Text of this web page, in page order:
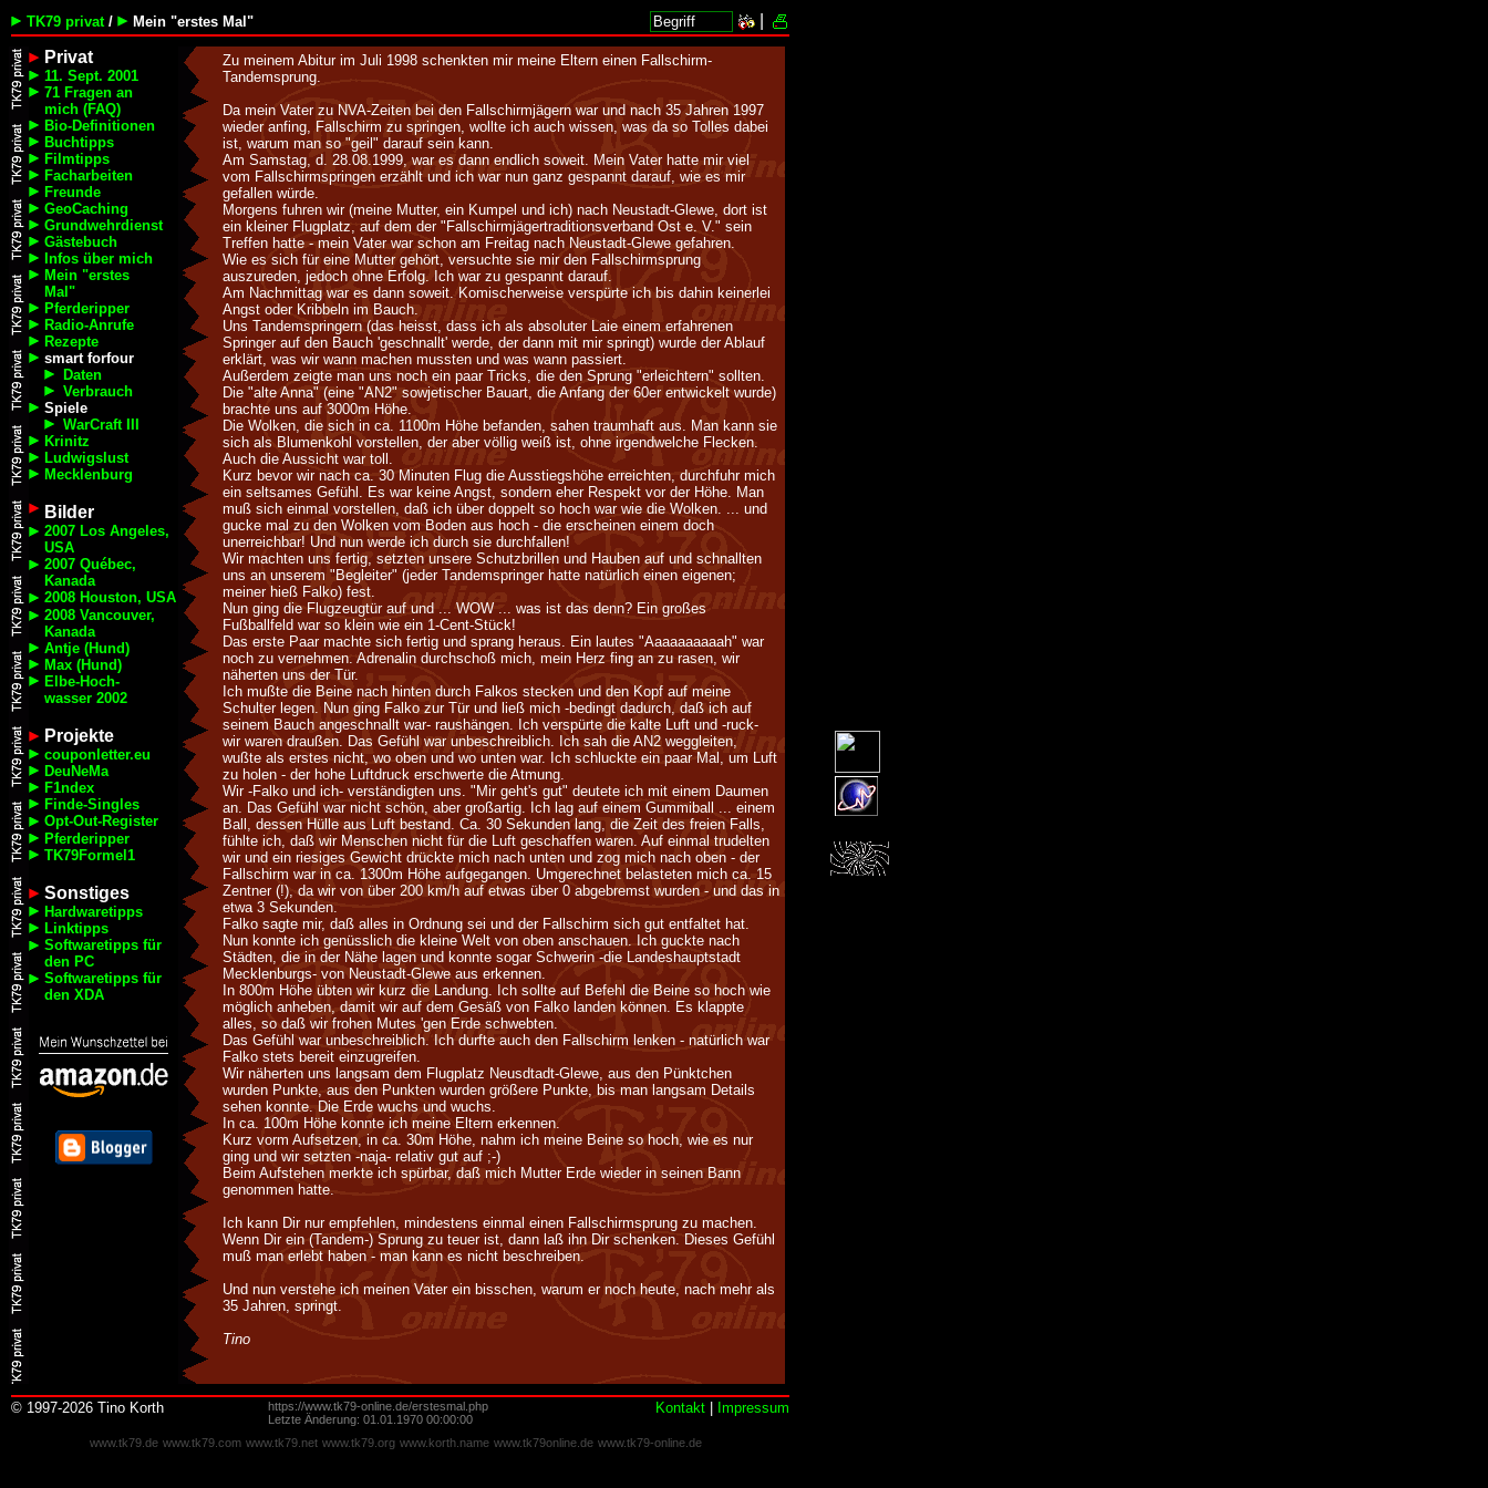
TK79 privat/ Mein "erstes Mal"
Privat
11. Sept. 2001
71 Fragen an
mich (FAQ)
Bio-Definitionen
Buchtipps
Filmtipps
Facharbeiten
Freunde
GeoCaching
Grundwehrdienst
Gästebuch
Infos über mich
Mein "erstes
Mal"
Pferderipper
Radio-Anrufe
Rezepte
smart forfour
Daten
Verbrauch
Spiele
WarCraft III
Krinitz
Ludwigslust
Mecklenburg
Bilder
2007 Los Angeles,
USA
2007 Québec,
Kanada
2008 Houston, USA
2008 Vancouver,
Kanada
Antje (Hund)
Max (Hund)
Elbe-Hoch-
wasser 2002
Projekte
couponletter.eu
DeuNeMa
F1ndex
Finde-Singles
Opt-Out-Register
Pferderipper
TK79Formel1
Sonstiges
Hardwaretipps
Linktipps
Softwaretipps für
den PC
Softwaretipps für
den XDA
Zu meinem Abitur im Juli 1998 schenkten mir meine Eltern einen Fallschirm-
Tandemsprung.
Da mein Vater zu NVA-Zeiten bei den Fallschirmjägern war und nach 35 Jahren 1997
wieder anfing, Fallschirm zu springen, wollte ich auch wissen, was da so Tolles dabei
ist, warum man so "geil" darauf sein kann.
Am Samstag, d. 28.08.1999, war es dann endlich soweit. Mein Vater hatte mir viel
vom Fallschirmspringen erzählt und ich war nun ganz gespannt darauf, wie es mir
gefallen würde.
Morgens fuhren wir (meine Mutter, ein Kumpel und ich) nach Neustadt-Glewe, dort ist
ein kleiner Flugplatz, auf dem der "Fallschirmjägertraditionsverband Ost e. V." sein
Treffen hatte - mein Vater war schon am Freitag nach Neustadt-Glewe gefahren.
Wie es sich für eine Mutter gehört, versuchte sie mir den Fallschirmsprung
auszureden, jedoch ohne Erfolg. Ich war zu gespannt darauf.
Am Nachmittag war es dann soweit. Komischerweise verspürte ich bis dahin keinerlei
Angst oder Kribbeln im Bauch.
Uns Tandemspringern (das heisst, dass ich als absoluter Laie einem erfahrenen
Springer auf den Bauch 'geschnallt' werde, der dann mit mir springt) wurde der Ablauf
erklärt, was wir wann machen mussten und was wann passiert.
Außerdem zeigte man uns noch ein paar Tricks, die den Sprung "erleichtern" sollten.
Die "alte Anna" (eine "AN2" sowjetischer Bauart, die Anfang der 60er entwickelt wurde)
brachte uns auf 3000m Höhe.
Die Wolken, die sich in ca. 1100m Höhe befanden, sahen traumhaft aus. Man kann sie
sich als Blumenkohl vorstellen, der aber völlig weiß ist, ohne irgendwelche Flecken.
Auch die Aussicht war toll.
Kurz bevor wir nach ca. 30 Minuten Flug die Ausstiegshöhe erreichten, durchfuhr mich
ein seltsames Gefühl. Es war keine Angst, sondern eher Respekt vor der Höhe. Man
muß sich einmal vorstellen, daß ich über doppelt so hoch war wie die Wolken. ... und
gucke mal zu den Wolken vom Boden aus hoch - die erscheinen einem doch
unerreichbar! Und nun werde ich durch sie durchfallen!
Wir machten uns fertig, setzten unsere Schutzbrillen und Hauben auf und schnallten
uns an unserem "Begleiter" (jeder Tandemspringer hatte natürlich einen eigenen;
meiner hieß Falko) fest.
Nun ging die Flugzeugtür auf und ... WOW ... was ist das denn? Ein großes
Fußballfeld war so klein wie ein 1-Cent-Stück!
Das erste Paar machte sich fertig und sprang heraus. Ein lautes "Aaaaaaaaaah" war
noch zu vernehmen. Adrenalin durchschoß mich, mein Herz fing an zu rasen, wir
näherten uns der Tür.
Ich mußte die Beine nach hinten durch Falkos stecken und den Kopf auf meine
Schulter legen. Nun ging Falko zur Tür und ließ mich -bedingt dadurch, daß ich auf
seinem Bauch angeschnallt war- raushängen. Ich verspürte die kalte Luft und -ruck-
wir waren draußen. Das Gefühl war unbeschreiblich. Ich sah die AN2 weggleiten,
wußte als erstes nicht, wo oben und wo unten war. Ich schluckte ein paar Mal, um Luft
zu holen - der hohe Luftdruck erschwerte die Atmung.
Wir -Falko und ich- verständigten uns. "Mir geht's gut" deutete ich mit einem Daumen
an. Das Gefühl war nicht schön, aber großartig. Ich lag auf einem Gummiball ... einem
Ball, dessen Hülle aus Luft bestand. Ca. 30 Sekunden lang, die Zeit des freien Falls,
fühlte ich, daß wir Menschen nicht für die Luft geschaffen waren. Auf einmal trudelten
wir und ein riesiges Gewicht drückte mich nach unten und zog mich nach oben - der
Fallschirm war in ca. 1300m Höhe aufgegangen. Umgerechnet belasteten mich ca. 15
Zentner (!), da wir von über 200 km/h auf etwas über 0 abgebremst wurden - und das in
etwa 3 Sekunden.
Falko sagte mir, daß alles in Ordnung sei und der Fallschirm sich gut entfaltet hat.
Nun konnte ich genüsslich die kleine Welt von oben anschauen. Ich guckte nach
Städten, die in der Nähe lagen und konnte sogar Schwerin -die Landeshauptstadt
Mecklenburgs- von Neustadt-Glewe aus erkennen.
In 800m Höhe übten wir kurz die Landung. Ich sollte auf Befehl die Beine so hoch wie
möglich anheben, damit wir auf dem Gesäß von Falko landen können. Es klappte
alles, so daß wir frohen Mutes 'gen Erde schwebten.
Das Gefühl war unbeschreiblich. Ich durfte auch den Fallschirm lenken - natürlich war
Falko stets bereit einzugreifen.
Wir näherten uns langsam dem Flugplatz Neusdtadt-Glewe, aus den Pünktchen
wurden Punkte, aus den Punkten wurden größere Punkte, bis man langsam Details
sehen konnte. Die Erde wuchs und wuchs.
In ca. 100m Höhe konnte ich meine Eltern erkennen.
Kurz vorm Aufsetzen, in ca. 30m Höhe, nahm ich meine Beine so hoch, wie es nur
ging und wir setzten -naja- relativ gut auf ;-)
Beim Aufstehen merkte ich spürbar, daß mich Mutter Erde wieder in seinen Bann
genommen hatte.
Ich kann Dir nur empfehlen, mindestens einmal einen Fallschirmsprung zu machen.
Wenn Dir ein (Tandem-) Sprung zu teuer ist, dann laß ihn Dir schenken. Dieses Gefühl
muß man erlebt haben - man kann es nicht beschreiben.
Und nun verstehe ich meinen Vater ein bisschen, warum er noch heute, nach mehr als
35 Jahren, springt.
Tino
© 1997-2026 Tino Korth
https://www.tk79-online.de/erstesmal.php
Letzte Änderung: 01.01.1970 00:00:00
Kontakt Impressum
www.tk79.de www.tk79.com www.tk79.net www.tk79.org www.korth.name www.tk79online.de www.tk79-online.de